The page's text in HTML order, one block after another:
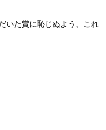
いた賞に恥じぬよう、これ